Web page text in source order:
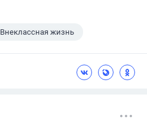
Внеклассная жизнь